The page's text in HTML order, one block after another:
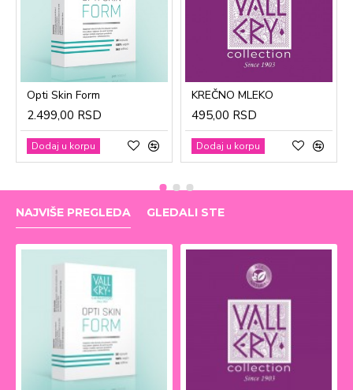
Opti Skin Form
2.499,00 RSD
Dodaj u korpu
KREČNO MLEKO
495,00 RSD
Dodaj u korpu
NAJVIŠE PREGLEDA GLEDALI STE